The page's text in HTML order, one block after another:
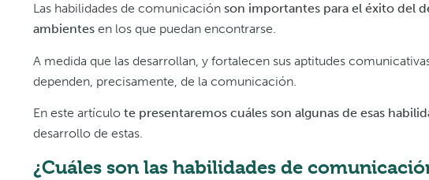
Las habilidades de comunicación son importantes para el éxito del
ambientes en los que puedan encontrarse.
A medida que las desarrollan, y fortalecen sus aptitudes
dependen, precisamente, de la comunicación.
En este artículo te presentaremos cuáles son algunas de esas
desarrollo de estas.
¿Cuáles son las habilidades de